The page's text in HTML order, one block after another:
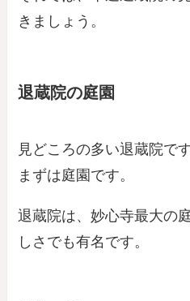
きましょう。
退蔵院の庭園
見どころの多い退蔵院で
まずは庭園です。
退蔵院は、妙心寺最大の
しさでも有名です。